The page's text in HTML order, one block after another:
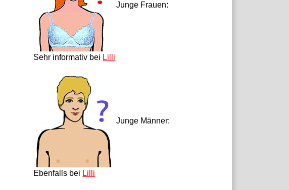
Junge Frauen:
Sehr informativ bei Lilli
Junge Männer:
Ebenfalls bei Lilli